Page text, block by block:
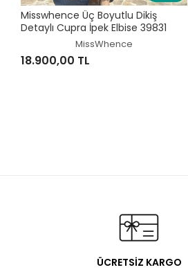
Misswhence Üç Boyutlu Dikiş
Detaylı Cupra İpek Elbise 39831
MissWhence
18.900,00 TL
ÜCRETSİZ KARGO